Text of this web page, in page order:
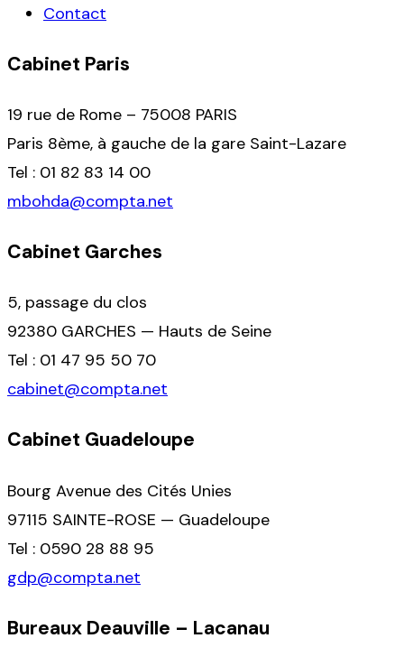
Contact
Cabinet Paris
19 rue de Rome – 75008 PARIS
Paris 8ème, à gauche de la gare Saint-Lazare
Tel : 01 82 83 14 00
mbohda@compta.net
Cabinet Garches
5, passage du clos
92380 GARCHES — Hauts de Seine
Tel : 01 47 95 50 70
cabinet@compta.net
Cabinet Guadeloupe
Bourg Avenue des Cités Unies
97115 SAINTE-ROSE — Guadeloupe
Tel : 0590 28 88 95
gdp@compta.net
Bureaux Deauville – Lacanau